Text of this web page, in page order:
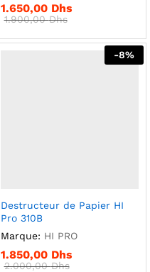
1.650,00 Dhs
1.900,00Dhs
-8%
Destructeur de Papier HI
Pro 310B
Marque: HI PRO
1.850,00 Dhs
2.000,00Dhs